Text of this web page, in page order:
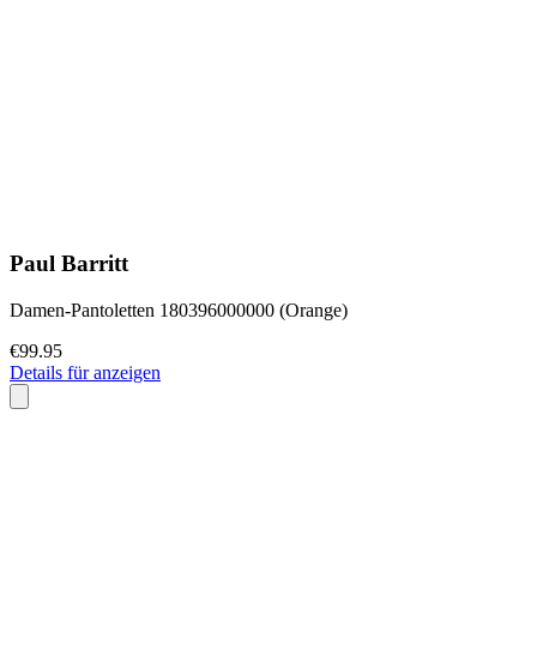
Paul Barritt
Damen-Pantoletten 180396000000 (Orange)
€99.95
Details für anzeigen